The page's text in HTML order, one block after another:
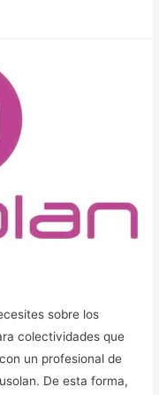
sobre los
colectividades que
un profesional de
De esta forma,